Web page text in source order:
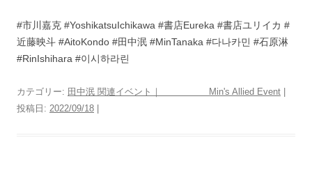
#市川嘉克 #YoshikatsuIchikawa #書店Eureka #書店ユリイカ #
近藤映斗 #AitoKondo #田中泯 #MinTanaka #다나카민 #石原淋
#RinIshihara #이시하라린
カテゴリー: 田中泯 関連イベント｜ Min's Allied Event
投稿日: 2022/09/18